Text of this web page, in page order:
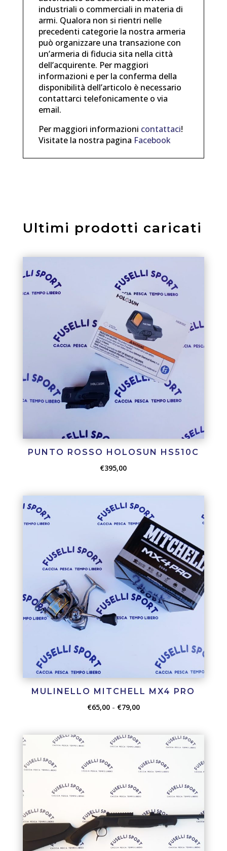
industriali o commerciali in materia di
armi. Qualora non si rientri nelle
precedenti categorie la nostra armeria
può organizzare una transazione con
un’armeria di fiducia sita nella città
dell’acquirente. Per maggiori
informazioni e per la conferma della
disponibilità dell’articolo è necessario
contattarci telefonicamente o via
email.
Per maggiori informazioni contattaci!
Visitate la nostra pagina Facebook
Ultimi prodotti caricati
PUNTO ROSSO HOLOSUN HS510C
€395,00
MULINELLO MITCHELL MX4 PRO
€65,00 - €79,00Fascia
prezzo:
da
€65,00
a